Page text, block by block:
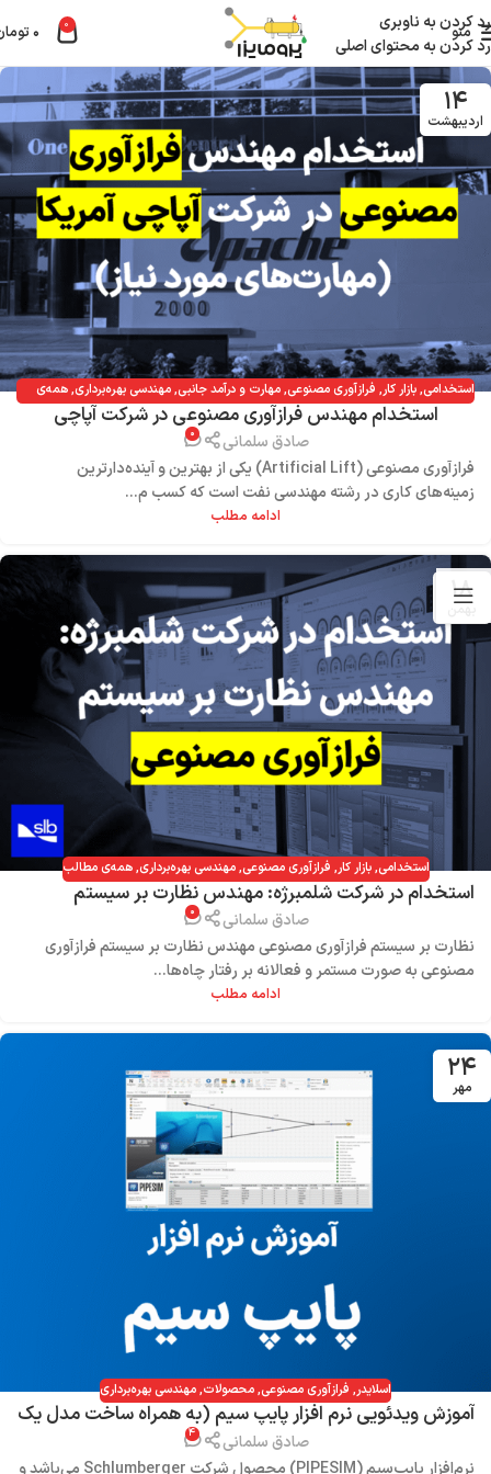
رد کردن به ناوبری
رد کردن به محتوای اصلی
منو 0 ۰
۱۴
اردیبهشت
استخدامی,بازار کار, فرازآوری مصنوعی,مهارت و درآمد جانبی,مهندسی بهره‌برداری,همه‌ی
استخدام مهندس فرازآوری مصنوعی در شرکت آپاچی
صادق سلمانی ۰
فرازآوری مصنوعی (Artificial Lift) یکی از بهترین و آینده‌دارترین
زمینه‌های کاری در رشته مهندسی نفت است که کسب م...
ادامه مطلب
۱۸
بهمن
استخدامی,بازار کار, فرازآوری مصنوعی,مهندسی بهره‌برداری,همه‌ی مطالب
استخدام در شرکت شلمبرژه: مهندس نظارت بر سیستم
صادق سلمانی ۰
نظارت بر سیستم فرازآوری مصنوعی مهندس نظارت بر سیستم فرازآوری
مصنوعی به صورت مستمر و فعالانه بر رفتار چاه‌ها...
ادامه مطلب
۲۴
مهر
اسلایدر, فرازآوری مصنوعی,محصولات,مهندسی بهره‌برداری
آموزش ویدئویی نرم‌ افزار پایپ سیم (به همراه ساخت مدل یک
صادق سلمانی ۴
نرم‌افزار پایپ‌‌سیم (PIPESIM) محصول شرکت Schlumberger می‌باشد و